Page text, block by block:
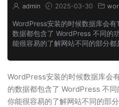
admin 2025-03-30
WordPress安装的时候数据库会
数据都包含了 WordPress 不同的
能很容易的了解网站不同的部分都
wp_comments 表包...
WordPress安装的时候数据库会
的数据都包含了 WordPress 不同
你能很容易的了解网站不同的部分